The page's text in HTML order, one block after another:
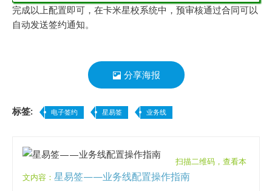
完成以上配置即可，在卡米星校系统中，预审核通过合同可以
自动发送签约通知。
分享海报
标签: 电子签约 星易签 业务线
扫描二维码，查看本
文内容： 星易签——业务线配置操作指南